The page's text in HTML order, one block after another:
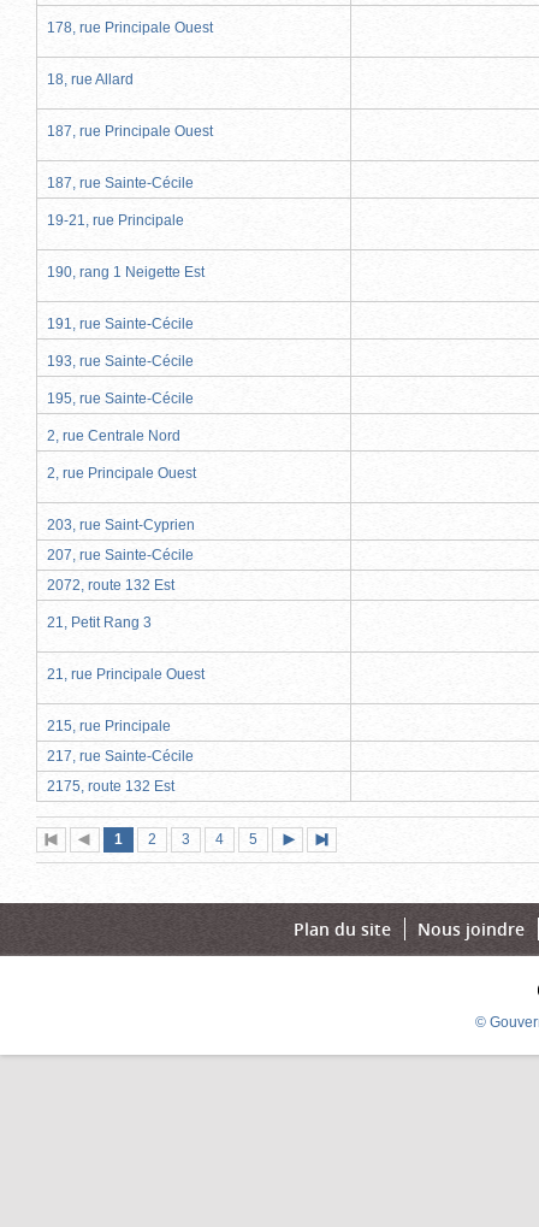
178, rue Principale Ouest
18, rue Allard
187, rue Principale Ouest
187, rue Sainte-Cécile
19-21, rue Principale
190, rang 1 Neigette Est
191, rue Sainte-Cécile
193, rue Sainte-Cécile
195, rue Sainte-Cécile
2, rue Centrale Nord
2, rue Principale Ouest
203, rue Saint-Cyprien
207, rue Sainte-Cécile
2072, route 132 Est
21, Petit Rang 3
21, rue Principale Ouest
215, rue Principale
217, rue Sainte-Cécile
2175, route 132 Est
Première
page
Page
précédente
Page
1 (page
actuelle)
Page
2 Page
3 Page
4 Page
5
suivante
page
Plan du site Nous joindre
©